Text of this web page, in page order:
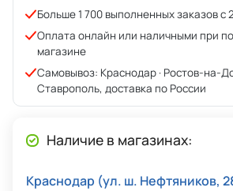
Больше 1 700 выполненных заказов с
Оплата онлайн или наличными при
магазине
Самовывоз: Краснодар · Ростов-на-
Ставрополь, доставка по России
Наличие в магазинах:
Краснодар (ул. ш. Нефтяников,